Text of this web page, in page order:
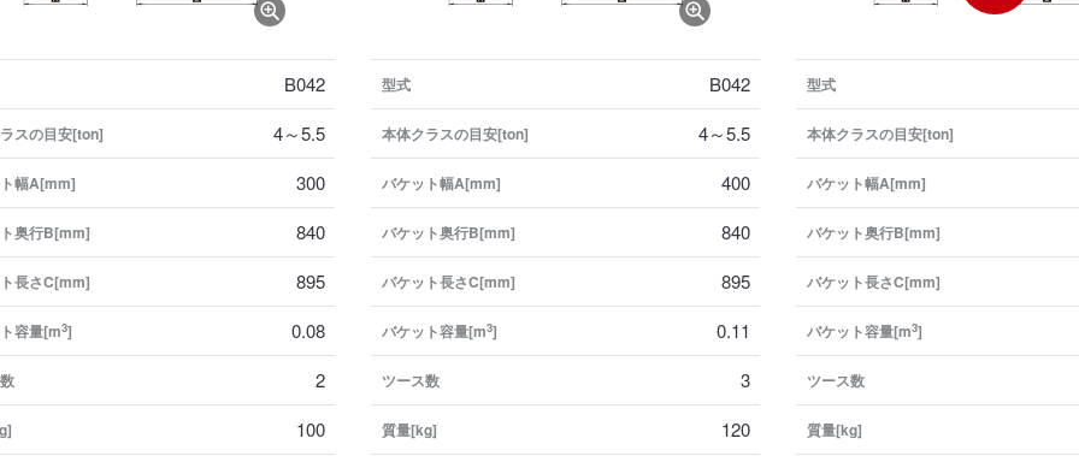
B042
スの目安[ton] 4～5.5
幅A[mm] 300
奥行B[mm] 840
長さC[mm] 895
容量[m3] 0.08
2
100
型式 B042
本体クラスの目安[ton] 4～5.5
バケット幅A[mm] 400
バケット奥行B[mm] 840
バケット長さC[mm] 895
バケット容量[m3] 0.11
ツース数 3
質量[kg] 120
型式
本体クラスの目安[ton]
バケット幅A[mm]
バケット奥行B[mm]
バケット長さC[mm]
バケット容量[m3]
ツース数
質量[kg]